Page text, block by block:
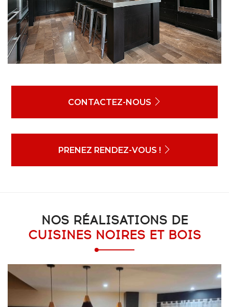
CONTACTEZ-NOUS
PRENEZ RENDEZ-VOUS !
NOS RÉALISATIONS DE
CUISINES NOIRES ET BOIS